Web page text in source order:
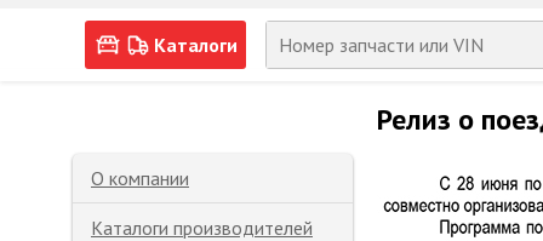
Каталоги
О компании
Каталоги производителей
Релиз о